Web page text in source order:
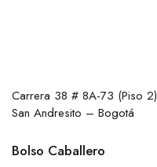
Carrera 38 # 8A-73 (Piso 2)
San Andresito – Bogotá
Bolso Caballero